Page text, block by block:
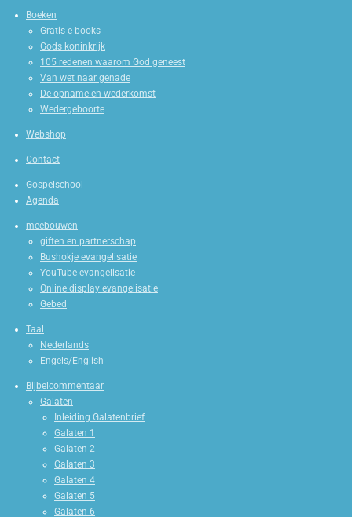
Boeken
Gratis e-books
Gods koninkrijk
105 redenen waarom God geneest
Van wet naar genade
De opname en wederkomst
Wedergeboorte
Webshop
Contact
Gospelschool
Agenda
meebouwen
giften en partnerschap
Bushokje evangelisatie
YouTube evangelisatie
Online display evangelisatie
Gebed
Taal
Nederlands
Engels/English
Bijbelcommentaar
Galaten
Inleiding Galatenbrief
Galaten 1
Galaten 2
Galaten 3
Galaten 4
Galaten 5
Galaten 6